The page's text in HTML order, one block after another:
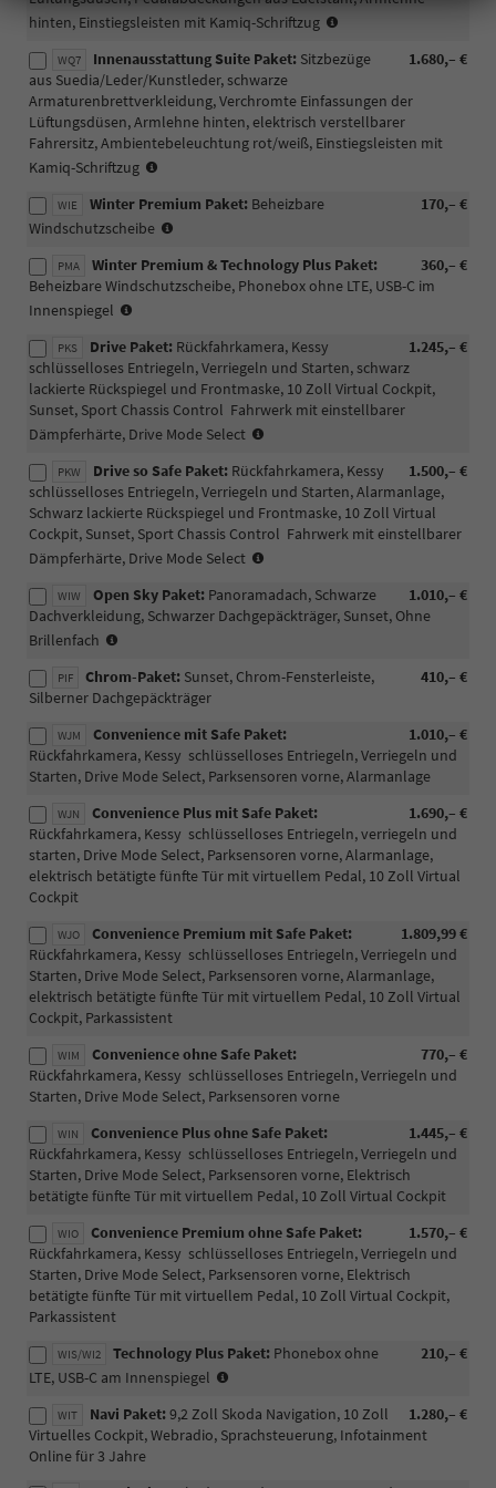
hinten, Einstiegsleisten mit Kamiq-Schriftzug
Interieur
WQ7 1.680,– €
Innenausstattung Suite Paket: Sitzbezüge
aus Suedia/Leder/Kunstleder, schwarze
Armaturenbrettverkleidung, Verchromte Einfassungen der
Lüftungsdüsen, Armlehne hinten, elektrisch verstellbarer
Fahrersitz, Ambientebeleuchtung rot/weiß, Einstiegsleisten mit
Kamiq-Schriftzug
Innenausstattung
JG/JI)
WIE 170,– €
Winter Premium Paket: Beheizbare
Windschutzscheibe
PLG/PLP/PLE/PLM
möglich)
4A4
möglich)
PMA 360,– €
Winter Premium & Technology Plus Paket:
Beheizbare Windschutzscheibe, Phonebox ohne LTE, USB-C im
Innenspiegel
PLG/PLP/PLE/PLM
möglich)
(nicht
mit
4A4
PKS 1.245,– €
Drive Paket: Rückfahrkamera, Kessy 
schlüsselloses Entriegeln, Verriegeln und Starten, schwarz
lackierte Rückspiegel und Frontmaske, 10 Zoll Virtual Cockpit,
Sunset, Sport Chassis Control  Fahrwerk mit einstellbarer
Dämpferhärte, Drive Mode Select
P08/PJV/PJR
möglich)
PKW 1.500,– €
Drive so Safe Paket: Rückfahrkamera, Kessy 
schlüsselloses Entriegeln, Verriegeln und Starten, Alarmanlage,
Schwarz lackierte Rückspiegel und Frontmaske, 10 Zoll Virtual
Cockpit, Sunset, Sport Chassis Control  Fahrwerk mit einstellbarer
Dämpferhärte, Drive Mode Select
P08/PJV/PJR
möglich)
WIW 1.010,– €
Open Sky Paket: Panoramadach, Schwarze
Dachverkleidung, Schwarzer Dachgepäckträger, Sunset, Ohne
Brillenfach
Innenausstattung
AH/HQ/HO/JI
PIF 410,– €
Chrom-Paket: Sunset, Chrom-Fensterleiste,
Silberner Dachgepäckträger
WJM 1.010,– €
Convenience mit Safe Paket:
Rückfahrkamera, Kessy  schlüsselloses Entriegeln, Verriegeln und
Starten, Drive Mode Select, Parksensoren vorne, Alarmanlage
WJN 1.690,– €
Convenience Plus mit Safe Paket:
Rückfahrkamera, Kessy  schlüsselloses Entriegeln, verriegeln und
starten, Drive Mode Select, Parksensoren vorne, Alarmanlage,
elektrisch betätigte fünfte Tür mit virtuellem Pedal, 10 Zoll Virtual
Cockpit
WJO 1.809,99 €
Convenience Premium mit Safe Paket:
Rückfahrkamera, Kessy  schlüsselloses Entriegeln, Verriegeln und
Starten, Drive Mode Select, Parksensoren vorne, Alarmanlage,
elektrisch betätigte fünfte Tür mit virtuellem Pedal, 10 Zoll Virtual
Cockpit, Parkassistent
WIM 770,– €
Convenience ohne Safe Paket:
Rückfahrkamera, Kessy  schlüsselloses Entriegeln, Verriegeln und
Starten, Drive Mode Select, Parksensoren vorne
WIN 1.445,– €
Convenience Plus ohne Safe Paket:
Rückfahrkamera, Kessy  schlüsselloses Entriegeln, Verriegeln und
Starten, Drive Mode Select, Parksensoren vorne, Elektrisch
betätigte fünfte Tür mit virtuellem Pedal, 10 Zoll Virtual Cockpit
WIO 1.570,– €
Convenience Premium ohne Safe Paket:
Rückfahrkamera, Kessy  schlüsselloses Entriegeln, Verriegeln und
Starten, Drive Mode Select, Parksensoren vorne, Elektrisch
betätigte fünfte Tür mit virtuellem Pedal, 10 Zoll Virtual Cockpit,
Parkassistent
WIS/WI2 210,– €
Technology Plus Paket: Phonebox ohne
LTE, USB-C am Innenspiegel
für
Selection
WIT 1.280,– €
Navi Paket:9,2 Zoll Skoda Navigation, 10 Zoll
Virtuelles Cockpit, Webradio, Sprachsteuerung, Infotainment
Online für 3 Jahre